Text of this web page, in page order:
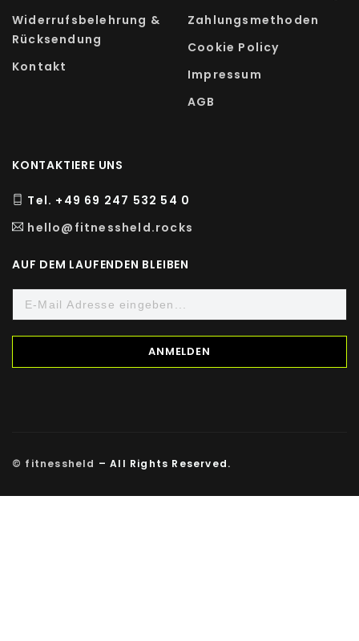
Vorgaben dürfen wir leider keine
gesundheitsbezogenen Angaben zu unserem
Nahrungsergänzungsmittel Magnesium
Widerrufsbelehrung &
Rücksendung
Kontakt
Zahlungsmethoden
Cookie Policy
Impressum
AGB
KONTAKTIERE UNS
Tel. +49 69 247 532 54 0
hello@fitnessheld.rocks
AUF DEM LAUFENDEN BLEIBEN
© fitnessheld – All Rights Reserved.